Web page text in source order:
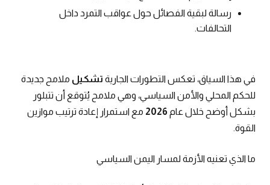
رسالة لبقية الفصائل حول عواقب التمرد داخل
التحالفات.
في هذا السياق، تعكس التطورات الجارية تشكيل ملامح جديدة
للحكم المحلي والأمن السياسي، وهي ملامح يُتوقع أن تتبلور
بشكل أوضح خلال عام 2026 مع استمرار إعادة ترتيب موازين
القوة.
ما الذي تعنيه الأزمة لمسار اليمن السياسي